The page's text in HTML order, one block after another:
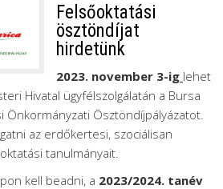
Felsőoktatási
ösztöndíjat
hirdetünk
2023. november 3-ig lehet
Hivatal ügyfélszolgálatán a Bursa
Önkormányzati Ösztöndíjpályázatot.
az erdőkertesi, szociálisan
tanulmányait.
kell beadni, a 2023/2024. tanév